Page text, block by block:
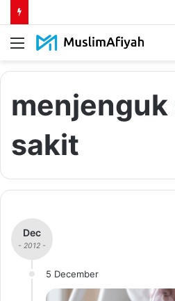
Menu
menjenguk
sakit
Dec
- 2012 -
5 December